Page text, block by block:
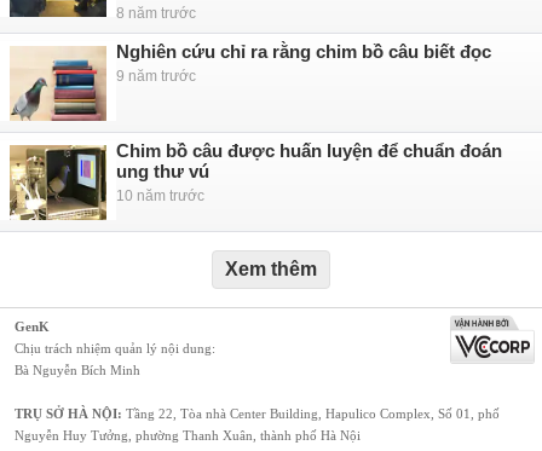
8 năm trước
Nghiên cứu chỉ ra rằng chim bồ câu biết đọc
9 năm trước
Chim bồ câu được huấn luyện để chuẩn đoán
ung thư vú
10 năm trước
Xem thêm
GenK
Chịu trách nhiệm quản lý nội dung:
Bà Nguyễn Bích Minh
TRỤ SỞ HÀ NỘI: Tầng 22, Tòa nhà Center Building, Hapulico Complex, Số 01, phố
Nguyễn Huy Tưởng, phường Thanh Xuân, thành phố Hà Nội